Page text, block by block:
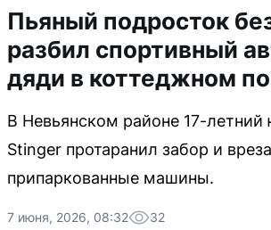
Пьяный подросток
разбил спортивный
дяди в коттеджном
В Невьянском районе 17-
Stinger протаранил забор и
припаркованные машины.
7 июня, 2026, 08:32 32